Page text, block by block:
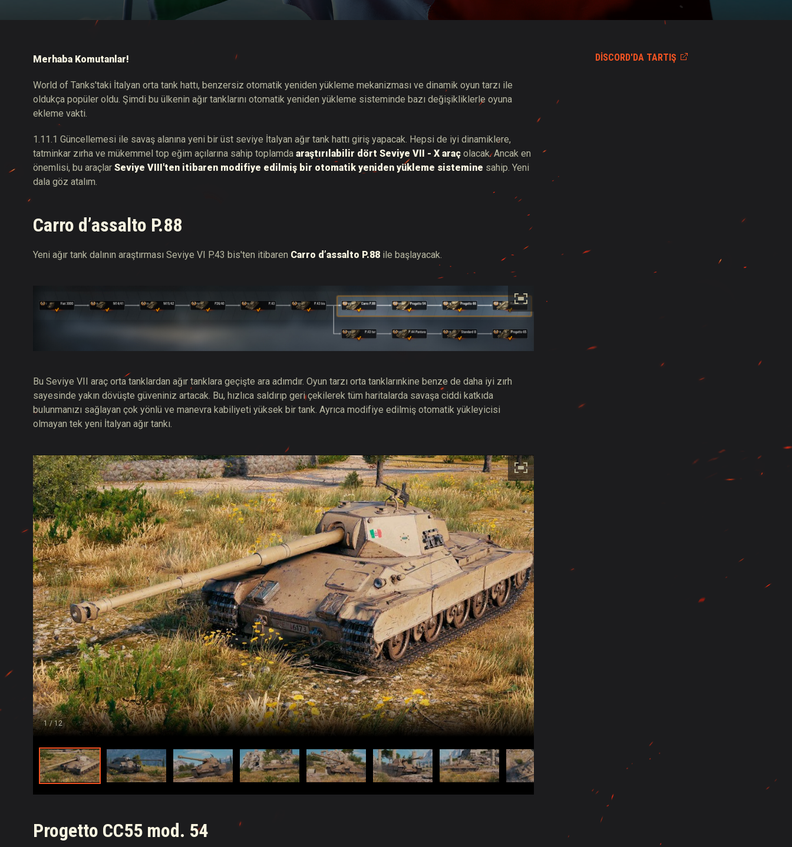
DISCORD'DA TARTIŞ
Merhaba Komutanlar!
World of Tanks'taki İtalyan orta tank hattı, benzersiz otomatik yeniden yükleme mekanizması ve dinamik oyun tarzı ile
oldukça popüler oldu. Şimdi bu ülkenin ağır tanklarını otomatik yeniden yükleme sisteminde bazı değişikliklerle oyuna
ekleme vakti.
1.11.1 Güncellemesi ile savaş alanına yeni bir üst seviye İtalyan ağır tank hattı giriş yapacak. Hepsi de iyi dinamiklere,
tatminkar zırha ve mükemmel top eğim açılarına sahip toplamda araştırılabilir dört Seviye VII - X araç olacak. Ancak en
önemlisi, bu araçlar Seviye VIII'ten itibaren modifiye edilmiş bir otomatik yeniden yükleme sistemine sahip. Yeni
dala göz atalım.
Carro d’assalto P.88
Yeni ağır tank dalının araştırması Seviye VI P.43 bis'ten itibaren Carro d’assalto P.88 ile başlayacak.
Bu Seviye VII araç orta tanklardan ağır tanklara geçişte ara adımdır. Oyun tarzı orta tanklarınkine benze de daha iyi zırh
sayesinde yakın dövüşte güveniniz artacak. Bu, hızlıca saldırıp geri çekilerek tüm haritalarda savaşa ciddi katkıda
bulunmanızı sağlayan çok yönlü ve manevra kabiliyeti yüksek bir tank. Ayrıca modifiye edilmiş otomatik yükleyicisi
olmayan tek yeni İtalyan ağır tankı.
1 / 12
Progetto CC55 mod. 54